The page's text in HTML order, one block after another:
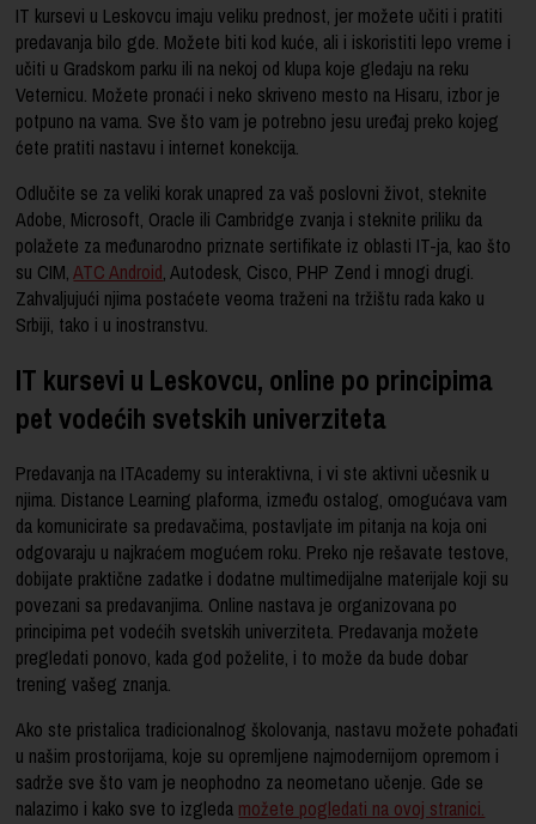
IT kursevi u Leskovcu imaju veliku prednost, jer možete učiti i pratiti
predavanja bilo gde. Možete biti kod kuće, ali i iskoristiti lepo vreme i
učiti u Gradskom parku ili na nekoj od klupa koje gledaju na reku
Veternicu. Možete pronaći i neko skriveno mesto na Hisaru, izbor je
potpuno na vama. Sve što vam je potrebno jesu uređaj preko kojeg
ćete pratiti nastavu i internet konekcija.
Odlučite se za veliki korak unapred za vaš poslovni život, steknite
Adobe, Microsoft, Oracle ili Cambridge zvanja i steknite priliku da
polažete za međunarodno priznate sertifikate iz oblasti IT-ja, kao što
su CIM,ATC Android, Autodesk, Cisco, PHP Zend i mnogi drugi.
Zahvaljujući njima postaćete veoma traženi na tržištu rada kako u
Srbiji, tako i u inostranstvu.
IT kursevi u Leskovcu, online po principima
pet vodećih svetskih univerziteta
Predavanja na ITAcademy su interaktivna, i vi ste aktivni učesnik u
njima. Distance Learning plaforma, između ostalog, omogućava vam
da komunicirate sa predavačima, postavljate im pitanja na koja oni
odgovaraju u najkraćem mogućem roku. Preko nje rešavate testove,
dobijate praktične zadatke i dodatne multimedijalne materijale koji su
povezani sa predavanjima. Online nastava je organizovana po
principima pet vodećih svetskih univerziteta. Predavanja možete
pregledati ponovo, kada god poželite, i to može da bude dobar
trening vašeg znanja.
Ako ste pristalica tradicionalnog školovanja, nastavu možete pohađati
u našim prostorijama, koje su opremljene najmodernijom opremom i
sadrže sve što vam je neophodno za neometano učenje. Gde se
nalazimo i kako sve to izgleda možete pogledati na ovoj stranici.